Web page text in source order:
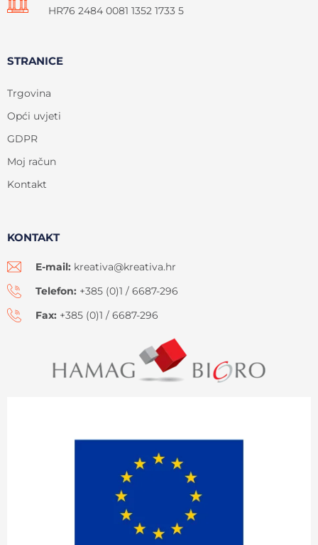
HR76 2484 0081 1352 1733 5
STRANICE
Trgovina
Opći uvjeti
GDPR
Moj račun
Kontakt
KONTAKT
E-mail: kreativa@kreativa.hr
Telefon: +385 (0)1 / 6687-296
Fax: +385 (0)1 / 6687-296